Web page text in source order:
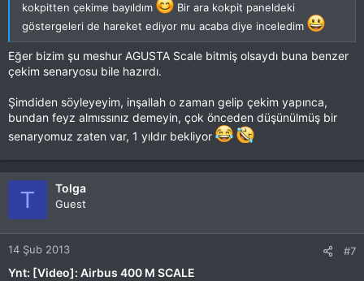
kokpitten çekime bayıldım
Bir ara kokpit paneldeki
göstergeleri de hareket ediyor mu acaba diye inceledim
Eğer bizim şu meshur AGUSTA Scale bitmiş olsaydı buna benzer
çekim senaryosu bile hazırdı.
Şimdiden söyleyeyim, inşallah o zaman gelip çekim yapınca,
bundan feyz almıssınız demeyin, çok önceden düşünülmüş bir
senaryomuz zaten var, 1 yıldır bekliyor
T Tolga
Guest
14 Şub 2013 #7
Ynt: [Video]: Airbus 400 M SCALE